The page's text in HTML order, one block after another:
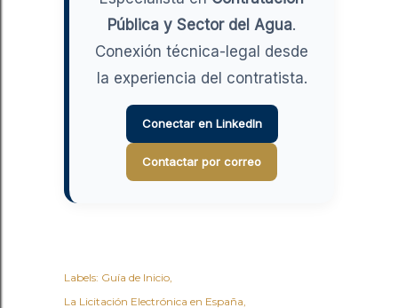
Pública y Sector del Agua.
Conexión técnica-legal desde
la experiencia del contratista.
Conectar en LinkedIn
Contactar por correo
Labels: Guía de Inicio
La Licitación Electrónica en España